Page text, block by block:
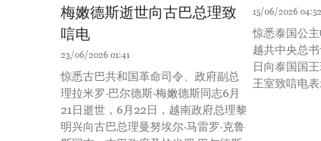
梅嫩德斯逝世向古巴总理致
唁电
23/06/2026 01:41
惊悉古巴共和国革命司令、政府副总
理拉米罗·巴尔德斯·梅嫩德斯同志6月
21日逝世，6月22日，越南政府总理黎
明兴向古巴总理曼努埃尔·马雷罗·克鲁
15/06/2026 04:52
惊悉泰国公
越共中央总
日向泰国国
王室致唁电表